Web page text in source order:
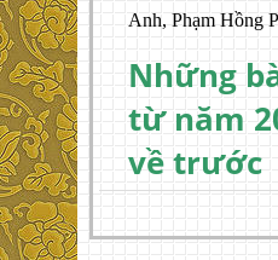
Anh, Phạm Hồng
Những
từ năm
về trước